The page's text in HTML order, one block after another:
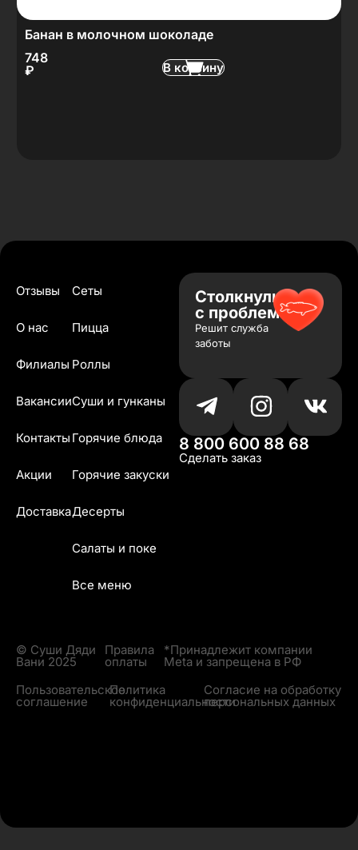
Банан в молочном шоколаде
748
₽
В корзину
Отзывы
О нас
Филиалы
Вакансии
Контакты
Акции
Доставка
Сеты
Пицца
Роллы
Суши и гунканы
Горячие блюда
Горячие закуски
Десерты
Салаты и поке
Все меню
Столкнулись
с проблемой?
Решит служба
заботы
8 800 600 88 68
Сделать заказ
© Суши Дяди
Вани 2025
Правила
оплаты
*Принадлежит компании
Meta и запрещена в РФ
Пользовательское
соглашение
Политика
конфиденциальности
Согласие на обработку
персональных данных